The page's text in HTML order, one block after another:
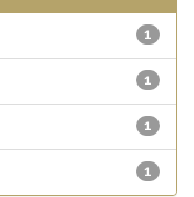
1
1
1
1